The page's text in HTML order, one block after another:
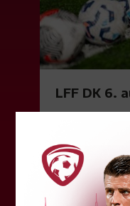
LFF DK 6.
Nr. DK 26/-38
Tverjanoviča-